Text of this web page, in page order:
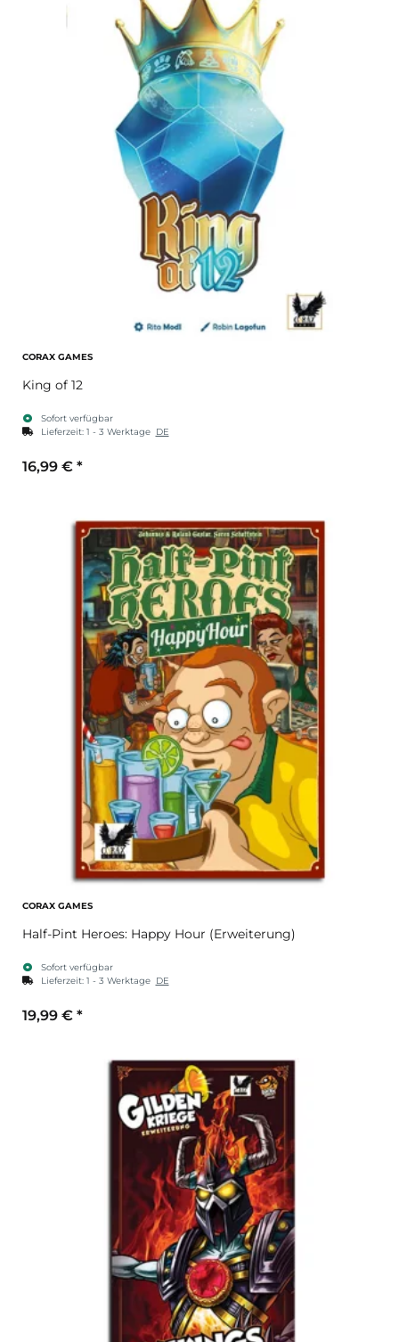
CORAX GAMES
King of 12
Sofort verfügbar
Lieferzeit: 1 - 3 Werktage DE
16,99 € *
CORAX GAMES
Half-Pint Heroes: Happy Hour (Erweiterung)
Sofort verfügbar
Lieferzeit: 1 - 3 Werktage DE
19,99 € *